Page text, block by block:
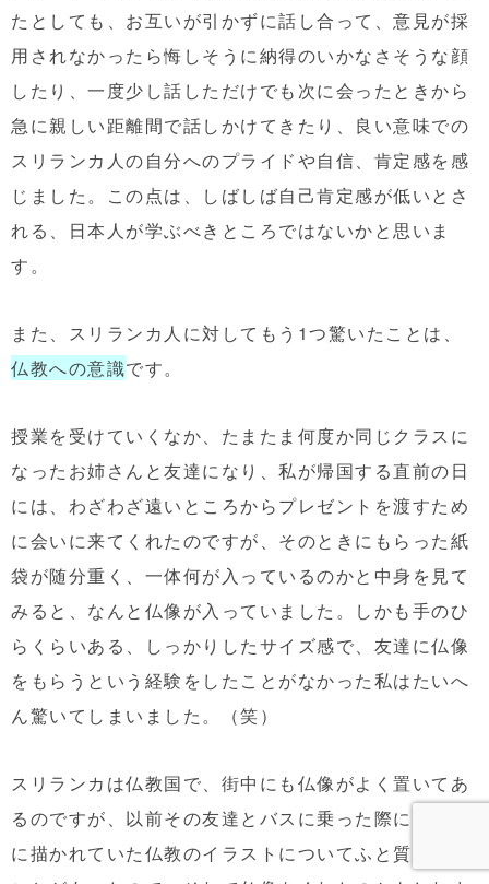
たとしても、お互いが引かずに話し合って、意見が採
用されなかったら悔しそうに納得のいかなさそうな顔
したり、一度少し話しただけでも次に会ったときから
急に親しい距離間で話しかけてきたり、良い意味での
スリランカ人の自分へのプライドや自信、肯定感を感
じました。この点は、しばしば自己肯定感が低いとさ
れる、日本人が学ぶべきところではないかと思いま
す。
また、スリランカ人に対してもう1つ驚いたことは、
仏教への意識です。
授業を受けていくなか、たまたま何度か同じクラスに
なったお姉さんと友達になり、私が帰国する直前の日
には、わざわざ遠いところからプレゼントを渡すため
に会いに来てくれたのですが、そのときにもらった紙
袋が随分重く、一体何が入っているのかと中身を見て
みると、なんと仏像が入っていました。しかも手のひ
らくらいある、しっかりしたサイズ感で、友達に仏像
をもらうという経験をしたことがなかった私はたいへ
ん驚いてしまいました。（笑）
スリランカは仏教国で、街中にも仏像がよく置いてあ
るのですが、以前その友達とバスに乗った際に、社内
に描かれていた仏教のイラストについてふと質問した